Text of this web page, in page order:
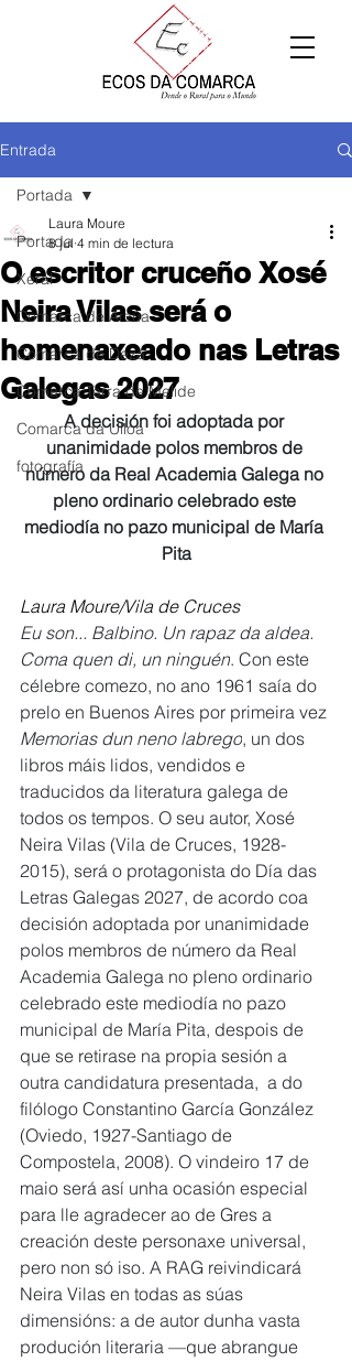
Entrada
Portada
Xeral
Comarca de Arzúa
Comarca de Deza
Comarca Terra de Melide
Comarca da Ulloa
fotografía
Portada
O escritor cruceño Xosé
Neira Vilas será o
homenaxeado nas Letras
Galegas 2027
Laura Moure
8 jul 4 min de lectura
A decisión foi adoptada por
unanimidade polos membros de
número da Real Academia Galega no
pleno ordinario celebrado este
mediodía no pazo municipal de María
Pita
Laura Moure/Vila de Cruces
Eu son... Balbino. Un rapaz da aldea.
Coma quen di, un ninguén. Con este
célebre comezo, no ano 1961 saía do
prelo en Buenos Aires por primeira vez
Memorias dun neno labrego, un dos
libros máis lidos, vendidos e
traducidos da literatura galega de
todos os tempos. O seu autor, Xosé
Neira Vilas (Vila de Cruces, 1928-
2015), será o protagonista do Día das
Letras Galegas 2027, de acordo coa
decisión adoptada por unanimidade
polos membros de número da Real
Academia Galega no pleno ordinario
celebrado este mediodía no pazo
municipal de María Pita, despois de
que se retirase na propia sesión a
outra candidatura presentada,  a do
filólogo Constantino García González
(Oviedo, 1927-Santiago de
Compostela, 2008). O vindeiro 17 de
maio será así unha ocasión especial
para lle agradecer ao de Gres a
creación deste personaxe universal,
pero non só iso. A RAG reivindicará
Neira Vilas en todas as súas
dimensións: a de autor dunha vasta
produción literaria —que abrangue